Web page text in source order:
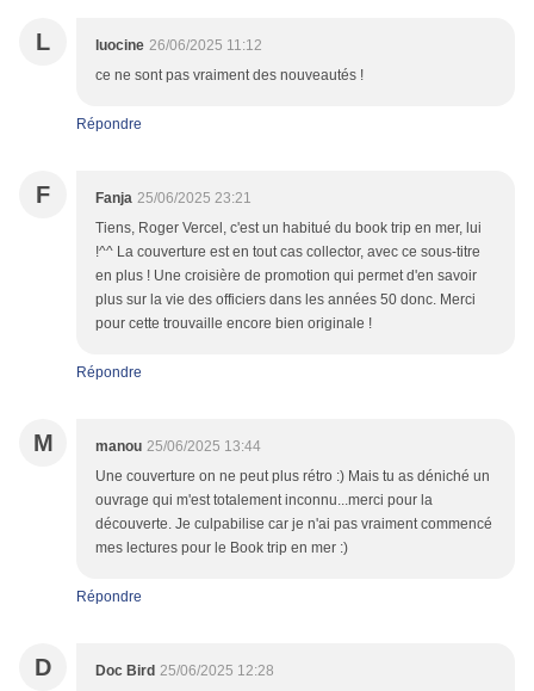
L luocine 26/06/2025 11:12
ce ne sont pas vraiment des nouveautés !
Répondre
F Fanja 25/06/2025 23:21
Tiens, Roger Vercel, c'est un habitué du book trip en mer, lui
!^^ La couverture est en tout cas collector, avec ce sous-titre
en plus ! Une croisière de promotion qui permet d'en savoir
plus sur la vie des officiers dans les années 50 donc. Merci
pour cette trouvaille encore bien originale !
Répondre
M manou 25/06/2025 13:44
Une couverture on ne peut plus rétro :) Mais tu as déniché un
ouvrage qui m'est totalement inconnu...merci pour la
découverte. Je culpabilise car je n'ai pas vraiment commencé
mes lectures pour le Book trip en mer :)
Répondre
D Doc Bird 25/06/2025 12:28